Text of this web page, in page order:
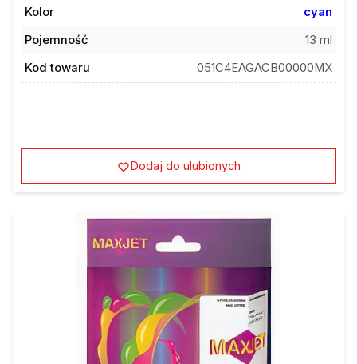
Kolor
cyan
Pojemność
13 ml
Kod towaru
051C4EAGACB00000MX
Dodaj do ulubionych